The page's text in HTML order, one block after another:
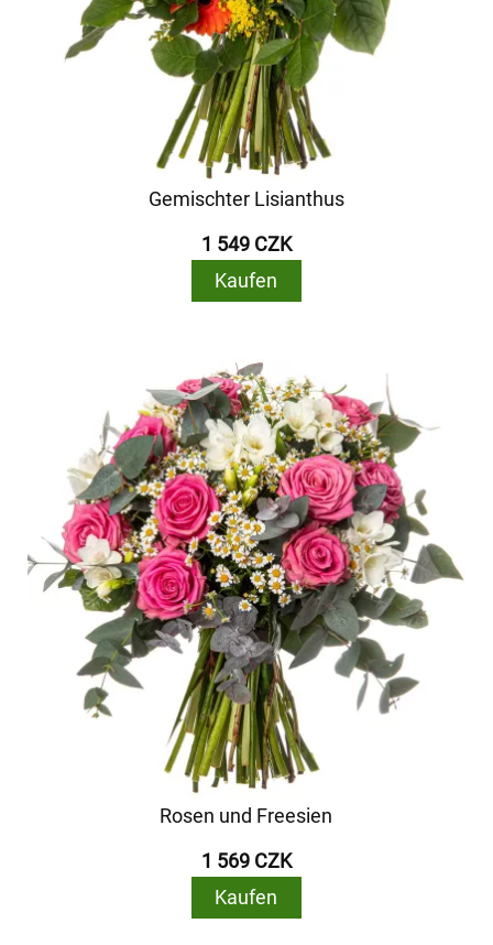
Gemischter Lisianthus
1 549 CZK
Kaufen
Rosen und Freesien
1 569 CZK
Kaufen